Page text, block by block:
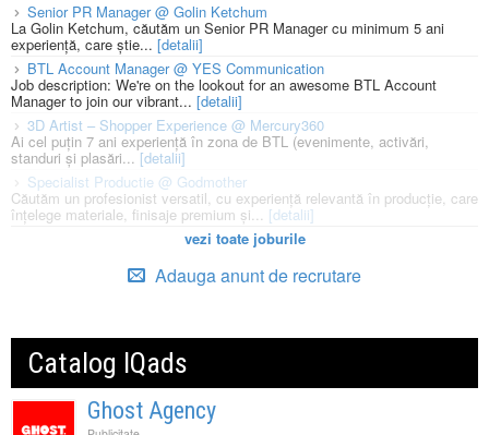
Senior PR Manager @ Golin Ketchum
La Golin Ketchum, căutăm un Senior PR Manager cu minimum 5 ani
experiență, care știe... [detalii]
BTL Account Manager @ YES Communication
Job description: We're on the lookout for an awesome BTL Account
Manager to join our vibrant... [detalii]
3D Artist – Shopper Experience @ Mercury360
Ai cel puțin 7 ani experiență în zona de BTL (evenimente, activări,
standuri și plasări... [detalii]
Specialist Productie @ Godmother
Căutăm un profesionist versatil, cu experiență relevantă în producție, care
înțelege materiale, finisaje premium și... [detalii]
vezi toate joburile
Adauga anunt de recrutare
Catalog IQads
Ghost Agency